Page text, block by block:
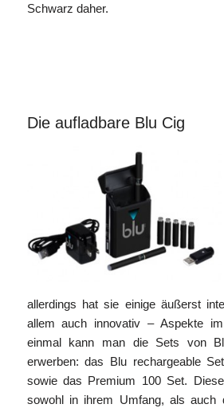
Schwarz daher.
Die aufladbare Blu Cig
allerdings hat sie einige äußerst
allem auch innovativ – Aspekte
einmal kann man die Sets von
erwerben: das Blu rechargeable
sowie das Premium 100 Set.
sowohl in ihrem Umfang, als auch